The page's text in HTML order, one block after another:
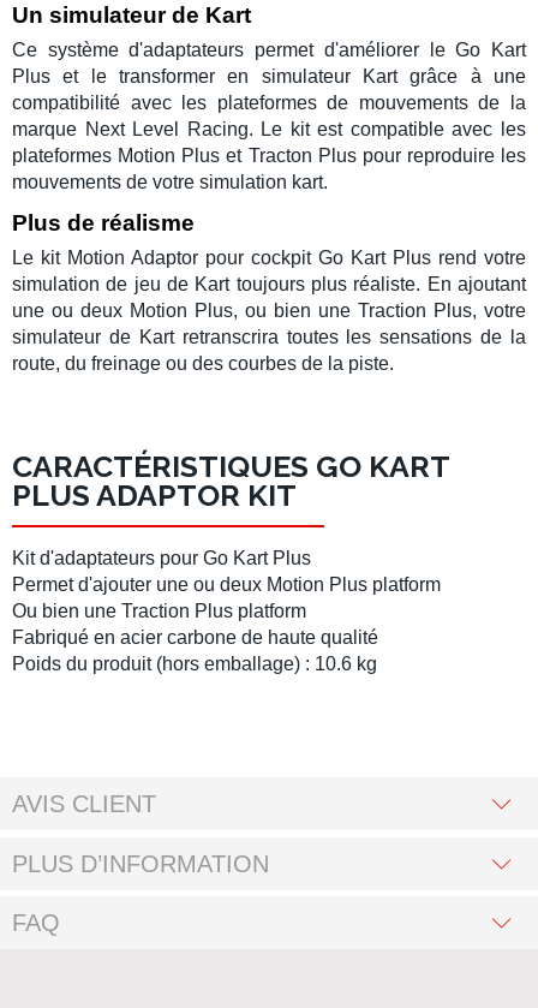
Un simulateur de Kart
Ce système d'adaptateurs permet d'améliorer leGo Kart
Plus et le transformer en simulateur Kartgrâce à une
compatibilité avec les plateformes de mouvementsde la
marque Next Level Racing. Le kit est compatible avec les
plateformes Motion Plus et Tracton Pluspour reproduire les
mouvements de votre simulation kart.
Plus de réalisme
Le kit Motion Adaptor pour cockpit Go Kart Plus rend votre
simulation de jeu de Karttoujours plus réaliste. En ajoutant
une ou deux Motion Plus, ou bien une Traction Plus, votre
simulateur de Kartretranscrira toutes les sensations de la
route, du freinage ou des courbes de la piste.
CARACTÉRISTIQUES GO KART
PLUS ADAPTOR KIT
Kit d'adaptateurs pour Go Kart Plus
Permet d'ajouter une ou deux Motion Plus platform
Ou bien une Traction Plus platform
Fabriqué en acier carbone de haute qualité
Poids du produit (hors emballage) : 10.6 kg
AVIS CLIENT
PLUS D’INFORMATION
FAQ